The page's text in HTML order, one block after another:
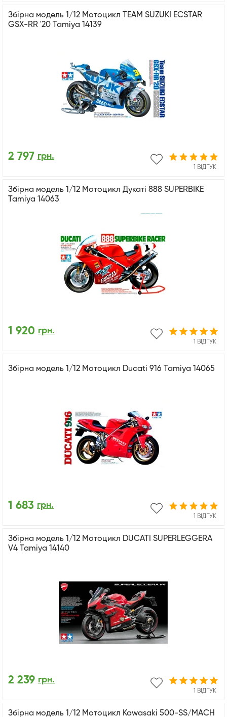
Збірна модель 1/12 Мотоцикл TEAM SUZUKI ECSTAR
GSX-RR '20 Tamiya 14139
1 ВІДГУК
2 797 грн.
Збірна модель 1/12 Мотоцикл Дукаті 888 SUPERBIKE
Tamiya 14063
1 ВІДГУК
1 920 грн.
Збірна модель 1/12 Мотоцикл Ducati 916 Tamiya 14065
1 ВІДГУК
1 683 грн.
Збірна модель 1/12 Мотоцикл DUCATI SUPERLEGGERA
V4 Tamiya 14140
1 ВІДГУК
2 239 грн.
Збірна модель 1/12 Мотоцикл Kawasaki 500-SS/MACH